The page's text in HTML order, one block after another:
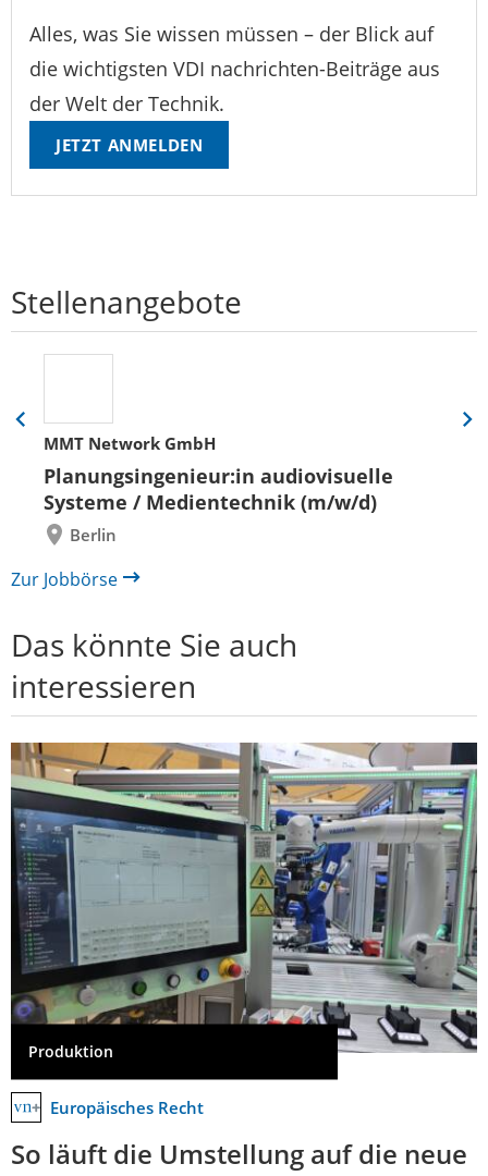
Alles, was Sie wissen müssen – der Blick auf
die wichtigsten VDI nachrichten-Beiträge aus
der Welt der Technik.
JETZT ANMELDEN
Stellenangebote
MMT Network GmbH
Planungsingenieur:in audiovisuelle
Systeme / Medientechnik (m/w/d)
Berlin
Eine
Folie
zurück
Eine
Zur Jobbörse
Das könnte Sie auch
interessieren
Produktion
Europäisches Recht
So läuft die Umstellung auf die neue